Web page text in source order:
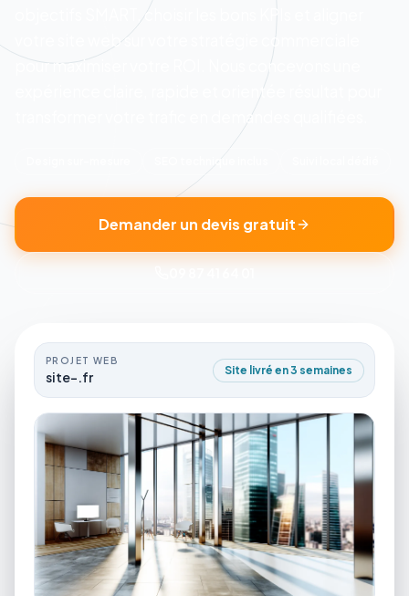
objectifs SMART, choisir les bons KPIs et aligner
votre site web sur votre stratégie commerciale
pour maximiser votre ROI.
Nous concevons une
expérience claire, rapide et orientée résultat pour
transformer votre trafic en demandes qualifiées.
SEO technique inclus
Demander un devis gratuit
PROJET WEB
site-.fr Site livré en 3 semaines